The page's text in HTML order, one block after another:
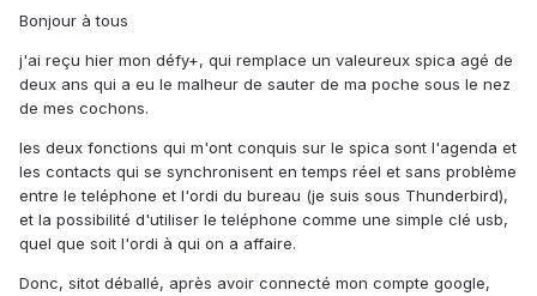
Bonjour à tous
j'ai reçu hier mon défy+, qui remplace un valeureux spica agé de
deux ans qui a eu le malheur de sauter de ma poche sous le nez
de mes cochons.
les deux fonctions qui m'ont conquis sur le spica sont l'agenda et
les contacts qui se synchronisent en temps réel et sans problème
entre le teléphone et l'ordi du bureau (je suis sous Thunderbird),
et la possibilité d'utiliser le teléphone comme une simple clé usb,
quel que soit l'ordi à qui on a affaire.
Donc, sitot déballé, après avoir connecté mon compte google,